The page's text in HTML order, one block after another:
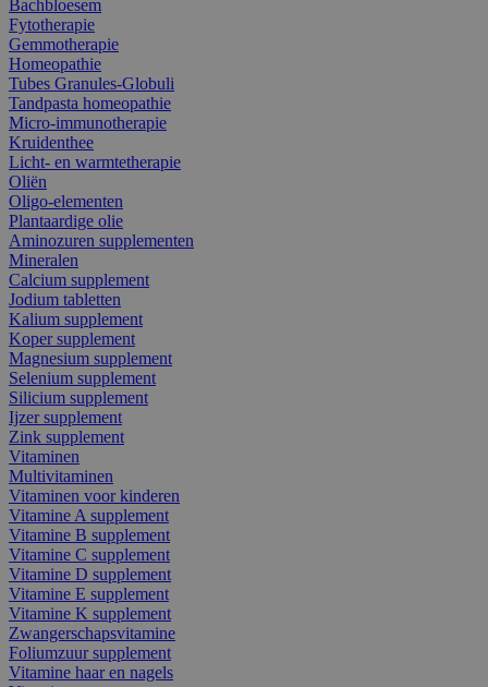
Bachbloesem
Fytotherapie
Gemmotherapie
Homeopathie
Tubes Granules-Globuli
Tandpasta homeopathie
Micro-immunotherapie
Kruidenthee
Licht- en warmtetherapie
Oliën
Oligo-elementen
Plantaardige olie
Aminozuren supplementen
Mineralen
Calcium supplement
Jodium tabletten
Kalium supplement
Koper supplement
Magnesium supplement
Selenium supplement
Silicium supplement
Ijzer supplement
Zink supplement
Vitaminen
Multivitaminen
Vitaminen voor kinderen
Vitamine A supplement
Vitamine B supplement
Vitamine C supplement
Vitamine D supplement
Vitamine E supplement
Vitamine K supplement
Zwangerschapsvitamine
Foliumzuur supplement
Vitamine haar en nagels